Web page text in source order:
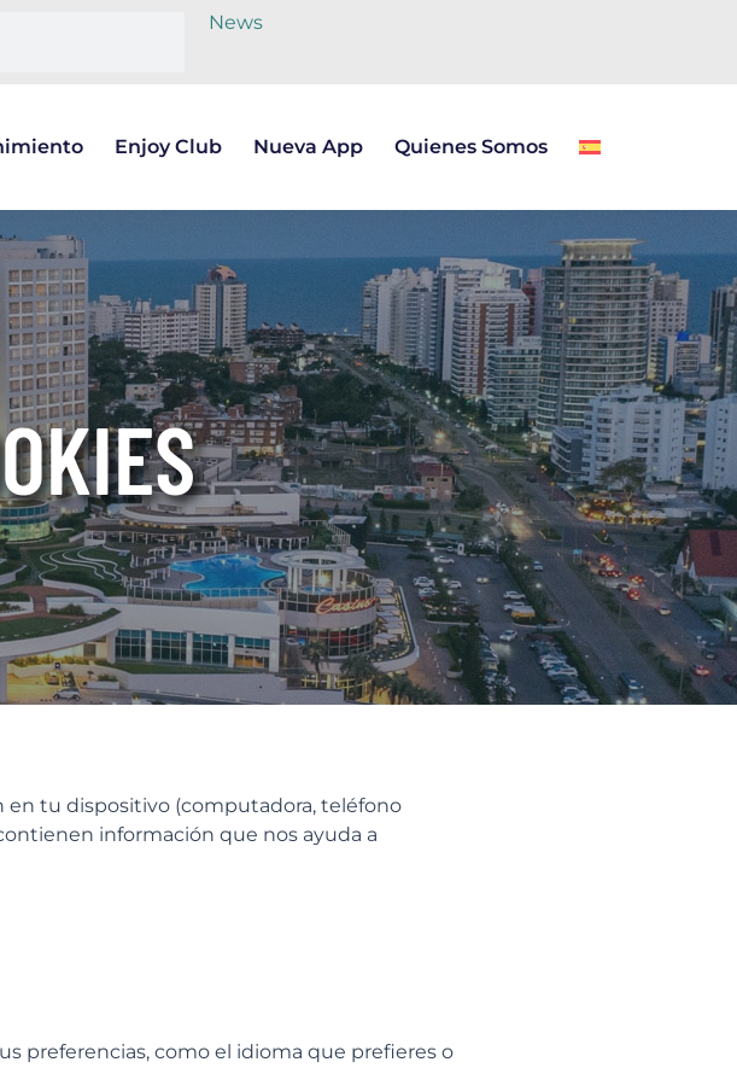
News
Enjoy Club Nueva App Quienes Somos
en tu dispositivo (computadora, teléfono
información que nos ayuda a
preferencias, como el idioma que prefieres o